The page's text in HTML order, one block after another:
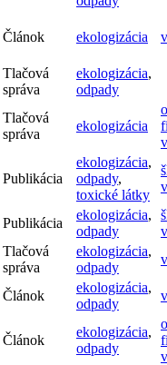
Článok ekologizácia
Tlačová
správa
ekologizácia,
odpady
Tlačová
správa
ekologizácia
Publikácia
ekologizácia,
odpady,
toxické látky
Publikácia
ekologizácia,
odpady
Tlačová
správa
ekologizácia,
odpady
Článok
ekologizácia,
odpady
Článok
ekologizácia,
odpady